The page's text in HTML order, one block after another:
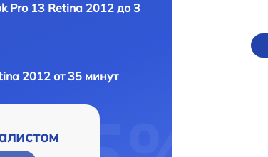
Pro 13 Retina 2012 до 3
2012 от 35 минут